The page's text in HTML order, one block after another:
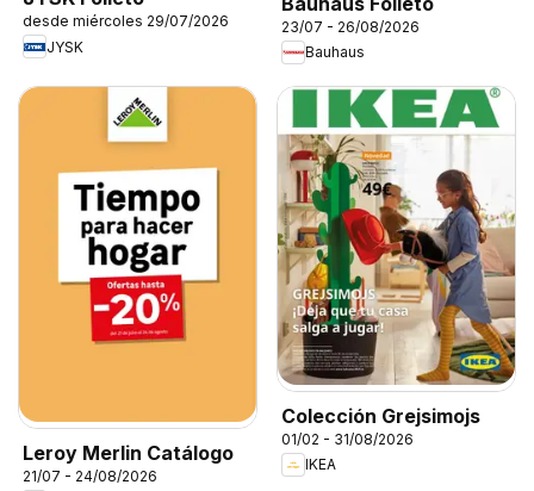
desde miércoles 29/07/2026
JYSK
23/07 - 26/08/2026
Bauhaus
Leroy Merlin Catálogo
21/07 - 24/08/2026
Colección Grejsimojs
01/02 - 31/08/2026
IKEA